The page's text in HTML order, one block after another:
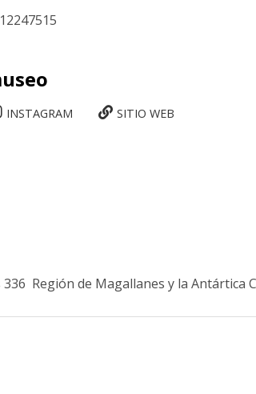
INSTAGRAM SITIO WEB
Región de Magallanes y la Antártica